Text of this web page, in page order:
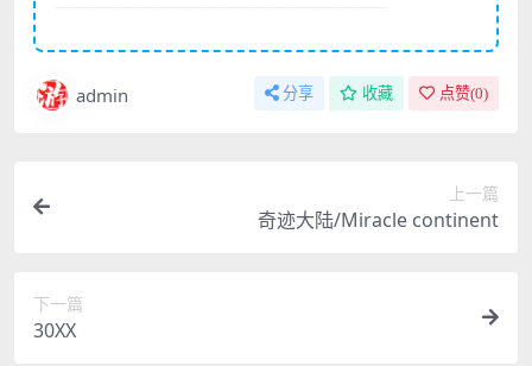
admin 分享 收藏 点赞(0)
上一篇
奇迹大陆/Miracle continent
下一篇
30XX